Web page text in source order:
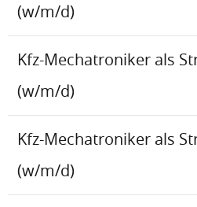
(w/m/d)
Kfz-Mechatroniker als
(w/m/d)
Kfz-Mechatroniker als
(w/m/d)